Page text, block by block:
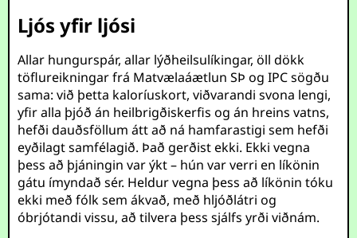
Ljós yfir ljósi
Allar hungurspár, allar lýðheilsulíkingar, öll dökk
töflureikningar frá Matvælaáætlun SÞ og IPC sögðu
sama: við þetta kaloríuskort, viðvarandi svona lengi,
yfir alla þjóð án heilbrigðiskerfis og án hreins vatns,
hefði dauðsföllum átt að ná hamfarastigi sem hefði
eyðilagt samfélagið. Það gerðist ekki. Ekki vegna
þess að þjáningin var ýkt – hún var verri en líkönin
gátu ímyndað sér. Heldur vegna þess að líkönin tóku
ekki með fólk sem ákvað, með hljóðlátri og
óbrjótandi vissu, að tilvera þess sjálfs yrði viðnám.